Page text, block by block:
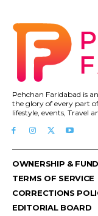
Pehchan Faridabad is
the glory of every part
lifestyle, events, Travel
OWNERSHIP &
TERMS OF SERVICE
CORRECTIONS
EDITORIAL BOARD